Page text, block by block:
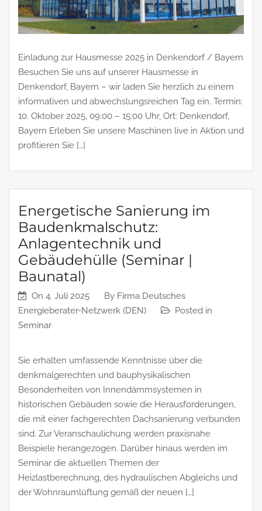
Einladung zur Hausmesse 2025 in Denkendorf / Bayern
Besuchen Sie uns auf unserer Hausmesse in
Denkendorf, Bayern – wir laden Sie herzlich zu einem
informativen und abwechslungsreichen Tag ein. Termin:
10. Oktober 2025, 09:00 – 15:00 Uhr, Ort: Denkendorf,
Bayern Erleben Sie unsere Maschinen live in Aktion und
profitieren Sie […]
Energetische Sanierung im
Baudenkmalschutz:
Anlagentechnik und
Gebäudehülle (Seminar |
Baunatal)
On 4. Juli 2025 By Firma Deutsches
Energieberater-Netzwerk (DEN)
Posted in
Seminar
Sie erhalten umfassende Kenntnisse über die
denkmalgerechten und bauphysikalischen
Besonderheiten von Innendämmsystemen in
historischen Gebäuden sowie die Herausforderungen,
die mit einer fachgerechten Dachsanierung verbunden
sind. Zur Veranschaulichung werden praxisnahe
Beispiele herangezogen. Darüber hinaus werden im
Seminar die aktuellen Themen der
Heizlastberechnung, des hydraulischen Abgleichs und
der Wohnraumlüftung gemäß der neuen […]